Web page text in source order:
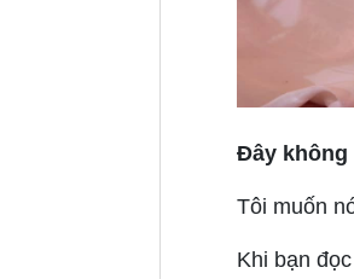
Đây không
Tôi muốn
Khi bạn